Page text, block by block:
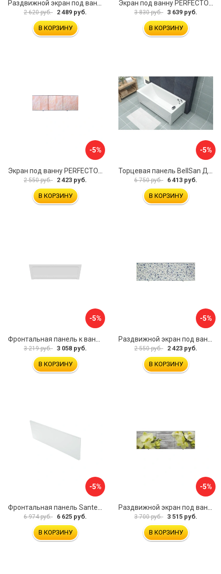
2 620 руб. 2 489 руб.
В КОРЗИНУ
3 830 руб. 3 639 руб.
В КОРЗИНУ
-5%
Экран под ванну PERFECTO LINEA 36-000157
2 550 руб. 2 423 руб.
В КОРЗИНУ
-5%
Торцевая панель BellSan Даниелла 4627171531049
6 750 руб. 6 413 руб.
В КОРЗИНУ
-5%
3 219 руб. 3 058 руб.
В КОРЗИНУ
-5%
2 550 руб. 2 423 руб.
В КОРЗИНУ
-5%
6 974 руб. 6 625 руб.
В КОРЗИНУ
-5%
3 700 руб. 3 515 руб.
В КОРЗИНУ